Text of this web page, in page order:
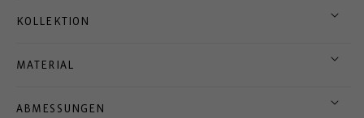
KOLLEKTION
MATERIAL
ABMESSUNGEN